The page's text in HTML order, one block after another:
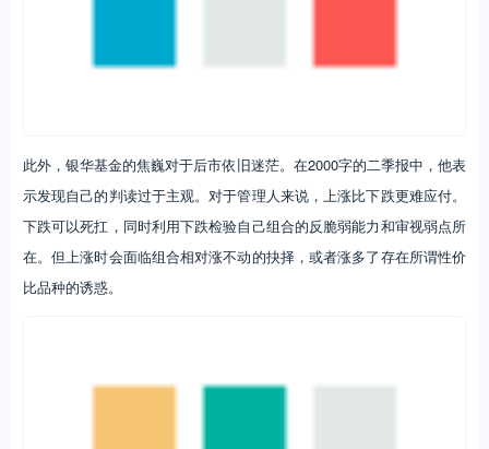
此外，银华基金的焦巍对于后市依旧迷茫。在2000字的二季报中，他表
示发现自己的判读过于主观。对于管理人来说，上涨比下跌更难应付。
下跌可以死扛，同时利用下跌检验自己组合的反脆弱能力和审视弱点所
在。但上涨时会面临组合相对涨不动的抉择，或者涨多了存在所谓性价
比品种的诱惑。